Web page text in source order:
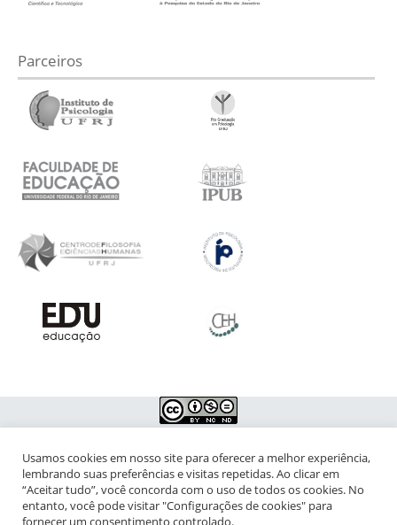
Parceiros
NIPIAC – Núcleo Interdisciplinar de Pesquisa para a Infância e
Adolescência Contemporâneas
Universidade Federal do Rio de Janeiro - Campus da Praia Vermelha
Usamos cookies em nosso site para oferecer a melhor experiência,
lembrando suas preferências e visitas repetidas. Ao clicar em
“Aceitar tudo”, você concorda com o uso de todos os cookies. No
entanto, você pode visitar "Configurações de cookies" para
fornecer um consentimento controlado.